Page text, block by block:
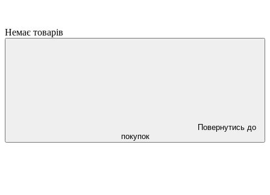
Немає товарів
Повернутись до
покупок